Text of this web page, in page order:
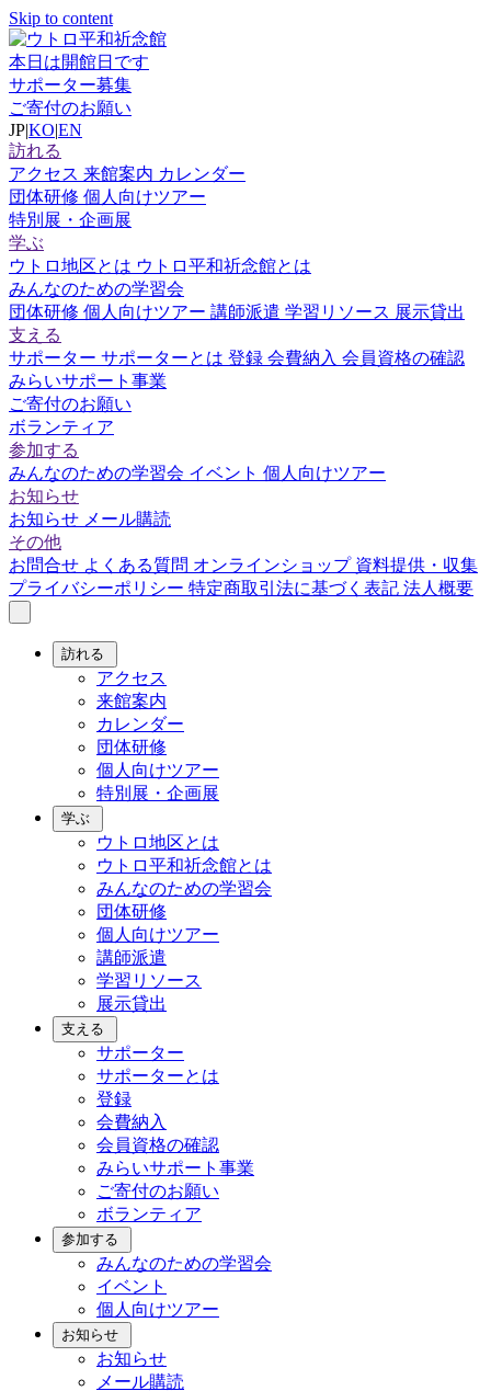
Skip to content
本日は開館日です
サポーター募集
ご寄付のお願い
JP|KO|EN
訪れる
アクセス 来館案内 カレンダー
団体研修 個人向けツアー
特別展・企画展
学ぶ
ウトロ地区とは ウトロ平和祈念館とは
みんなのための学習会
団体研修 個人向けツアー 講師派遣 学習リソース 展示貸出
支える
サポーター サポーターとは 登録 会費納入 会員資格の確認
みらいサポート事業
ご寄付のお願い
ボランティア
参加する
みんなのための学習会 イベント 個人向けツアー
お知らせ
お知らせ メール購読
その他
お問合せ よくある質問 オンラインショップ 資料提供・収集
プライバシーポリシー 特定商取引法に基づく表記 法人概要
訪れる
アクセス
来館案内
カレンダー
団体研修
個人向けツアー
特別展・企画展
学ぶ
ウトロ地区とは
ウトロ平和祈念館とは
みんなのための学習会
団体研修
個人向けツアー
講師派遣
学習リソース
展示貸出
支える
サポーター
サポーターとは
登録
会費納入
会員資格の確認
みらいサポート事業
ご寄付のお願い
ボランティア
参加する
みんなのための学習会
イベント
個人向けツアー
お知らせ
お知らせ
メール購読